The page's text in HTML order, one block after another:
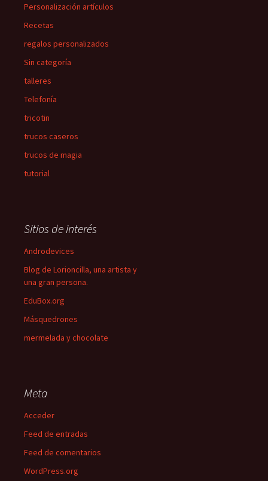
Personalización artículos
Recetas
regalos personalizados
Sin categoría
talleres
Telefonía
tricotin
trucos caseros
trucos de magia
tutorial
Sitios de interés
Androdevices
Blog de Lorioncilla, una artista y
una gran persona.
EduBox.org
Másquedrones
mermelada y chocolate
Meta
Acceder
Feed de entradas
Feed de comentarios
WordPress.org